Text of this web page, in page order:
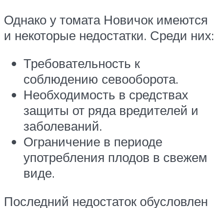
Однако у томата Новичок имеются
и некоторые недостатки. Среди них:
Требовательность к
соблюдению севооборота.
Необходимость в средствах
защиты от ряда вредителей и
заболеваний.
Ограничение в периоде
употребления плодов в свежем
виде.
Последний недостаток обусловлен